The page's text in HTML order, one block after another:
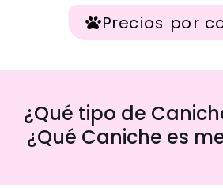
Precios por
¿Qué tipo de
¿Qué Caniche es